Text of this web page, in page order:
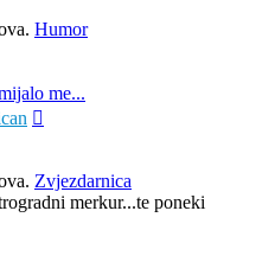
Humor
me...
Zvjezdarnica
merkur...te poneki